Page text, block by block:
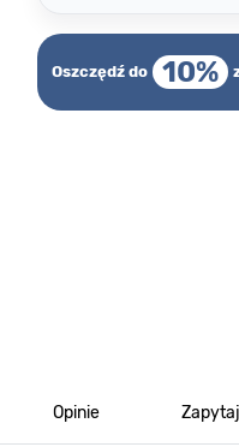
Oszczędź do 10%
Opinie